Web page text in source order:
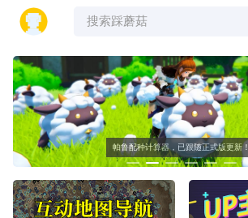
搜索踩蘑菇
帕鲁配种计算器，已跟随正式版更新！